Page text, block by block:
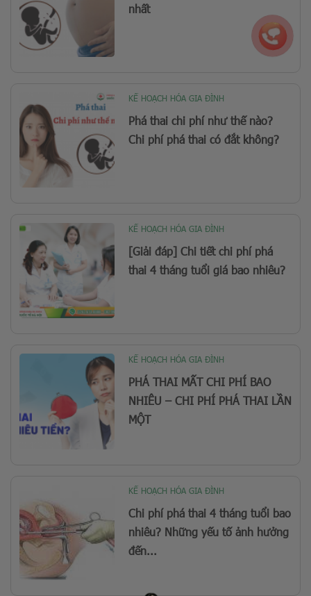
nhất
KẾ HOẠCH HÓA GIA ĐÌNH
Phá thai chi phí như thế nào?
Chi phí phá thai có đắt không?
KẾ HOẠCH HÓA GIA ĐÌNH
[Giải đáp] Chi tiết chi phí phá
thai 4 tháng tuổi giá bao nhiêu?
KẾ HOẠCH HÓA GIA ĐÌNH
PHÁ THAI MẤT CHI PHÍ BAO
NHIÊU – CHI PHÍ PHÁ THAI LẦN
MỘT
KẾ HOẠCH HÓA GIA ĐÌNH
Chi phí phá thai 4 tháng tuổi bao
nhiêu? Những yếu tố ảnh hưởng
đến...